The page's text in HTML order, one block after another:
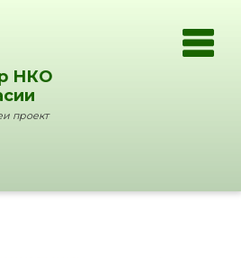
НКО
проект